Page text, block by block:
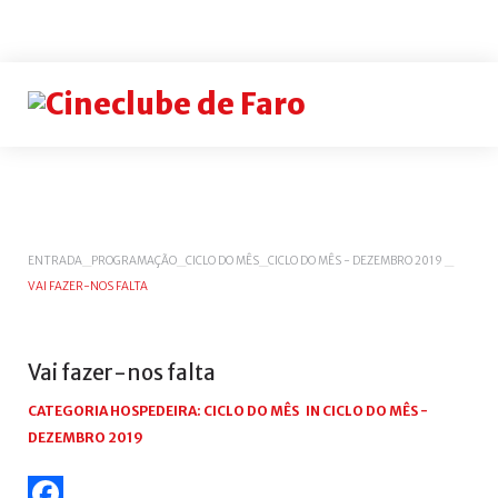
ENTRADA PROGRAMAÇÃO CICLO DO MÊS CICLO DO MÊS - DEZEMBRO 2019
VAI FAZER-NOS FALTA
Vai fazer-nosfalta
CATEGORIA HOSPEDEIRA: CICLO DO MÊS IN CICLO DO MÊS -
DEZEMBRO 2019
INICIAR